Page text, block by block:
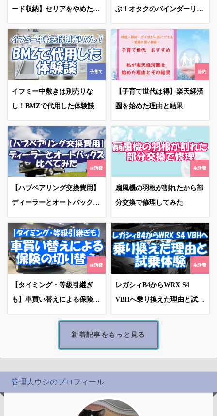
ード収納】セリアをやめたオ
タクの本音
ぶ！オタクのバインダーリフ
ィル術
子育て
イフミー中敷きは別売りな
し！BMZで代用した体験談
節約
【子育て世代は得】楽天経済
圏を始めた理由と結果
生活費
【ハブベアリング交換費用】
ディーラーとオートバックス
比べてみた
生活費
扇風機の羽根が割れたから部
分交換で修理してみた
生活費
【タイミング・等級引継ぎ
も】車買い替えによる保険の
切り替え
生活費
レガシィB4からWRX S4
VBHへ乗り換えた理由と試乗
体験
新着記事をもっと見る
管理人ウシのプロフィール